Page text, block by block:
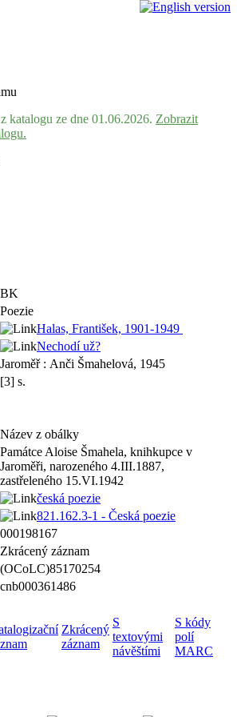
katalogu ze dne 01.06.2026. Zobrazit
BK
Poezie
Halas, František, 1901-1949
Nechodí už?
Jaroměř : Anči Šmahelová, 1945
[3] s.
Název z obálky
Památce Aloise Šmahela, knihkupce v
Jaroměři, narozeného 4.III.1887,
zastřeleného 15.VI.1942
česká poezie
821.162.3-1 - Česká poezie
000198167
Zkrácený záznam
(OCoLC)85170254
cnb000361486
Zkrácený
záznam
S
textovými
návěštími
S kódy
polí
MARC